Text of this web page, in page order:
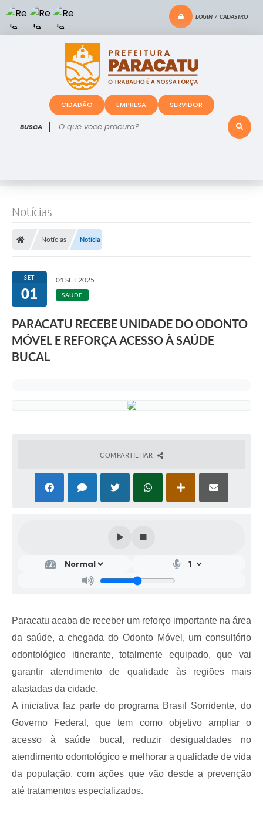
LOGIN / CADASTRO
O que voce procura?
CIDADÃO EMPRESA SERVIDOR
Notícias
Notícias Notícia
SET
01
01 SET 2025
SAÚDE
PARACATU RECEBE UNIDADE DO ODONTO
MÓVEL E REFORÇA ACESSO À SAÚDE
BUCAL
COMPARTILHAR
Paracatu acaba de receber um reforço importante na área
da saúde, a chegada do Odonto Móvel, um consultório
odontológico itinerante, totalmente equipado, que vai
garantir atendimento de qualidade às regiões mais
afastadas da cidade.
A iniciativa faz parte do programa Brasil Sorridente, do
Governo Federal, que tem como objetivo ampliar o
acesso à saúde bucal, reduzir desigualdades no
atendimento odontológico e melhorar a qualidade de vida
da população, com ações que vão desde a prevenção
até tratamentos especializados.